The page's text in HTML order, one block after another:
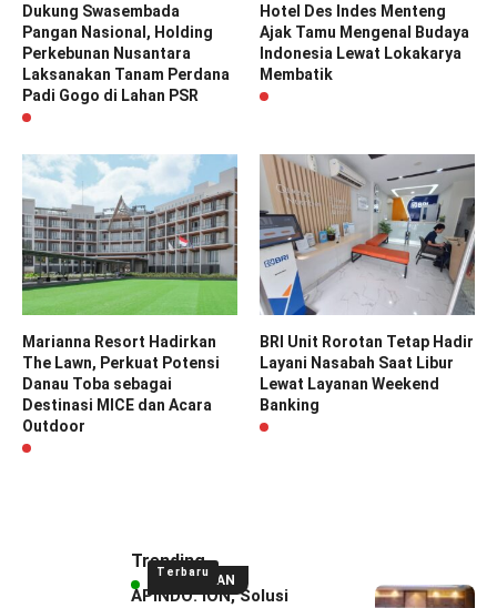
Dukung Swasembada
Pangan Nasional, Holding
Perkebunan Nusantara
Laksanakan Tanam Perdana
Padi Gogo di Lahan PSR
Hotel Des Indes Menteng
Ajak Tamu Mengenal Budaya
Indonesia Lewat Lokakarya
Membatik
Marianna Resort Hadirkan
The Lawn, Perkuat Potensi
Danau Toba sebagai
Destinasi MICE dan Acara
Outdoor
BRI Unit Rorotan Tetap Hadir
Layani Nasabah Saat Libur
Lewat Layanan Weekend
Banking
UNGGULAN
Terbaru
Trending
APINDO: ION, Solusi